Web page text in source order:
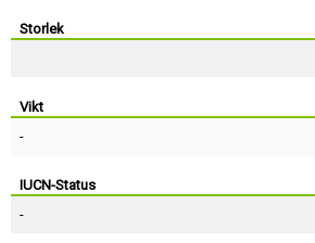
Storlek
Vikt
-
IUCN-Status
-